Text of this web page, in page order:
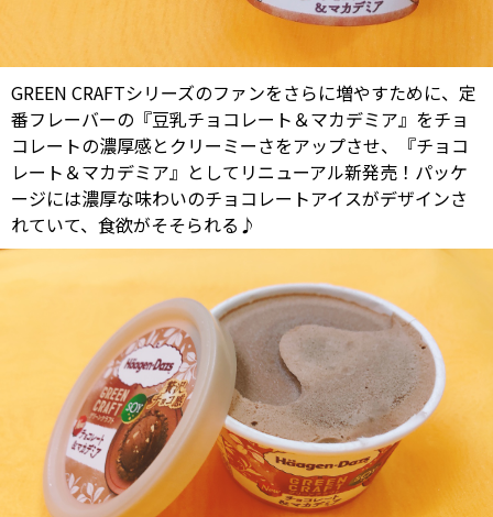
GREEN CRAFTシリーズのファンをさらに増やすために、定
番フレーバーの『豆乳チョコレート＆マカデミア』をチョ
コレートの濃厚感とクリーミーさをアップさせ、『チョコ
レート＆マカデミア』としてリニューアル新発売！パッケ
ージには濃厚な味わいのチョコレートアイスがデザインさ
れていて、食欲がそそられる♪